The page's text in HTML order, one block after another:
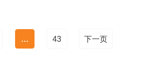
… 43 下一页